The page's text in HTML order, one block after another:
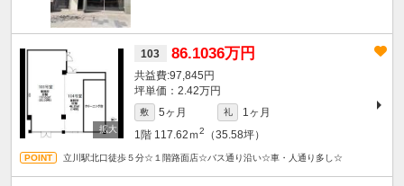
103 86.1036万円
97,845円
坪単価：2.42万円
敷 5ヶ月 礼
1ヶ月
1階 117.62ｍ2 （35.58坪）
立川駅北口徒歩５分☆１階路面店☆バス通り沿い☆車・人通り多し☆